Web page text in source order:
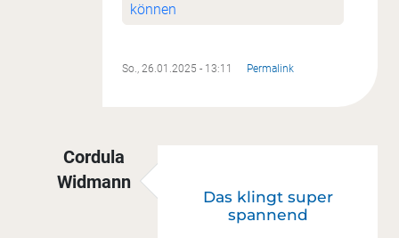
können
So., 26.01.2025 - 13:11 Permalink
Cordula
Widmann
SandwichvonKatrin Getto
Das klingt super
spannend